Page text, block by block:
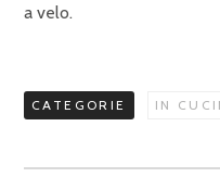
a velo.
CATEGORIE IN